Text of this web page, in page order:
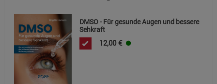
DMSO - Für gesunde Augen und bessere
Sehkraft
12,00 €